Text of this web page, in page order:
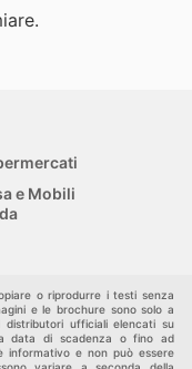
e Mobili
o riprodurre i testi senza
e le brochure sono solo a
ufficiali elencati su
data di scadenza o fino ad
informativo e non può essere